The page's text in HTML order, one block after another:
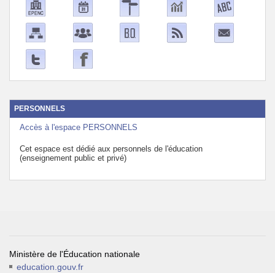
PERSONNELS
Accès à l'espace PERSONNELS
Cet espace est dédié aux personnels de l'éducation
(enseignement public et privé)
Ministère de l'Éducation nationale
education.gouv.fr